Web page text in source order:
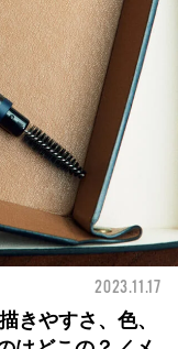
2023.11.17
きやすさ、色、